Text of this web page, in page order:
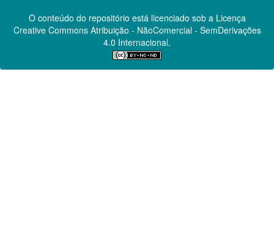
O conteúdo do repositório está licenciado sob a Licença
Creative CommonsAtribuição - NãoComercial - SemDerivações
4.0 Internacional.